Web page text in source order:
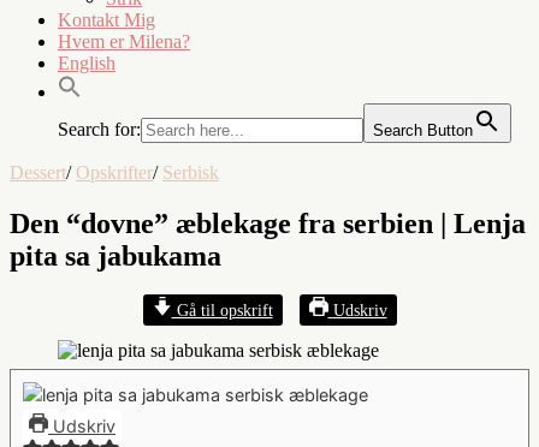
Kontakt Mig
Hvem er Milena?
English
Search for: Search Button
Dessert/ Opskrifter/ Serbisk
Den “dovne” æblekage fra serbien | Lenja
pita sa jabukama
Gå til opskrift Udskriv
Udskriv